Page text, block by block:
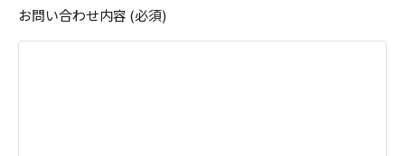
お問い合わせ内容 (必須)